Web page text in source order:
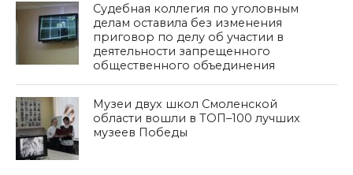
Судебная коллегия по уголовным
делам оставила без изменения
приговор по делу об участии в
деятельности запрещенного
общественного объединения
Музеи двух школ Смоленской
области вошли в ТОП–100 лучших
музеев Победы